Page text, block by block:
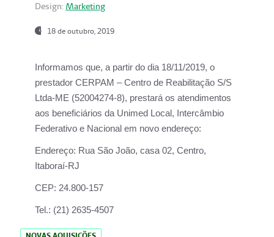
Design: Marketing
18 de outubro, 2019
Informamos que, a partir do dia 18/11/2019, o
prestador CERPAM – Centro de Reabilitação S/S
Ltda-ME (52004274-8), prestará os atendimentos
aos beneficiários da Unimed Local, Intercâmbio
Federativo e Nacional em novo endereço:
Endereço: Rua São João, casa 02, Centro,
Itaboraí-RJ
CEP: 24.800-157
Tel.: (21) 2635-4507